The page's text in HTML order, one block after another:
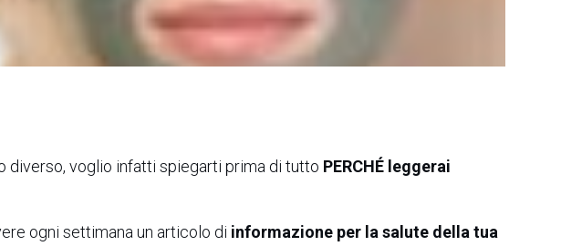
diverso, voglio infatti spiegarti prima di tutto PERCHÉ leggerai
ogni settimana un articolo di informazione per la salute della tua